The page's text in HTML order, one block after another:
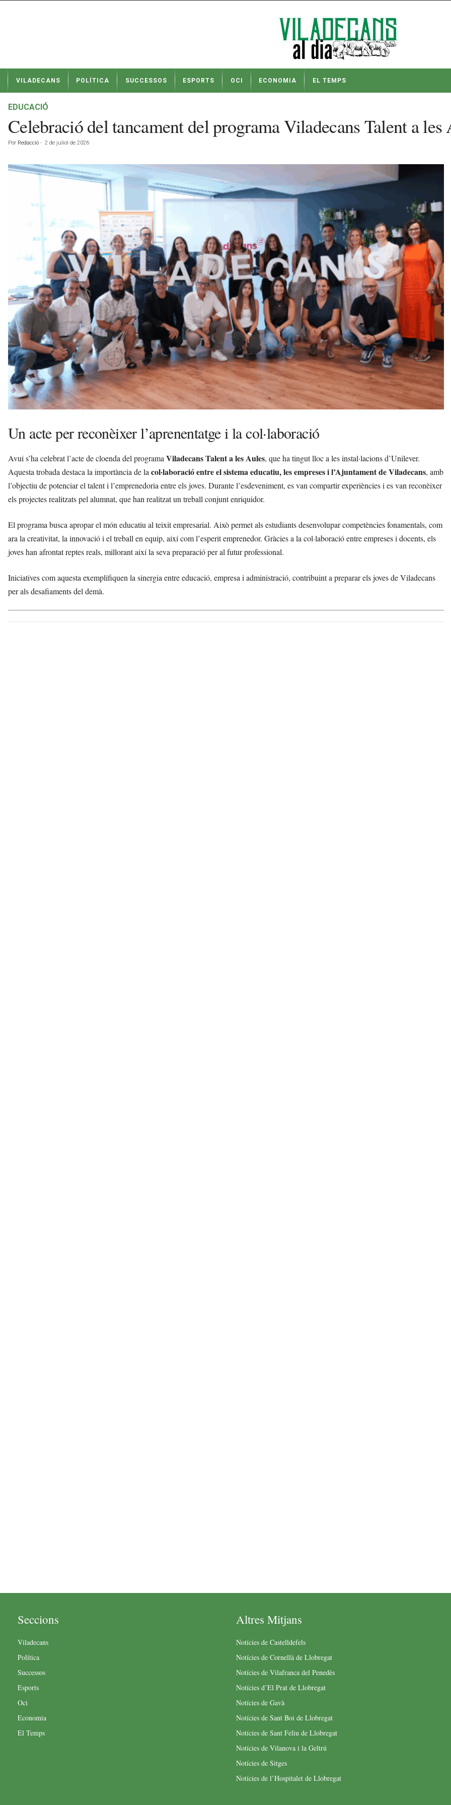
t
VILADECANS POLÍTICA SUCCESSOS ESPORTS OCI ECONOMIA EL TEMPS
EDUCACIÓ
Celebració del tancament del programa Viladecans Talent a
Por Redacció - 2 de juliol de 2026
Un acte per reconèixer l’aprenentatge i la col·laboració
Avui s’ha celebrat l’acte de cloenda del programaViladecans Talent a les Aules, que ha tingut lloc a les instal·lacions d’Unilever.
Aquesta trobada destaca la importància de lacol·laboració entre el sistema educatiu, les empreses i l’Ajuntament de Viladecans, amb
l’objectiu de potenciar el talent i l’emprenedoria entre els joves. Durante l’esdeveniment, es van compartir experiències i es van reconèixer
els projectes realitzats pel alumnat, que han realitzat un treball conjunt enriquidor.
El programa busca apropar el món educatiu al teixit empresarial. Això permet als estudiants desenvolupar competències fonamentals, com
ara la creativitat, la innovació i el treball en equip, així com l’esperit emprenedor. Gràcies a la col·laboració entre empreses i docents, els
joves han afrontat reptes reals, millorant així la seva preparació per al futur professional.
Iniciatives com aquesta exemplifiquen la sinergia entre educació, empresa i administració, contribuint a preparar els joves de Viladecans
per als desafiaments del demà.
Seccions
Viladecans
Política
Successos
Esports
Oci
Economia
El Temps
Altres Mitjans
Notícies de Castelldefels
Notícies de Cornellà de Llobregat
Notícies de Vilafranca del Penedès
Notícies d’El Prat de Llobregat
Notícies de Gavà
Notícies de Sant Boi de Llobregat
Notícies de Sant Feliu de Llobregat
Notícies de Vilanova i la Geltrú
Notícies de Sitges
Notícies de l’Hospitalet de Llobregat